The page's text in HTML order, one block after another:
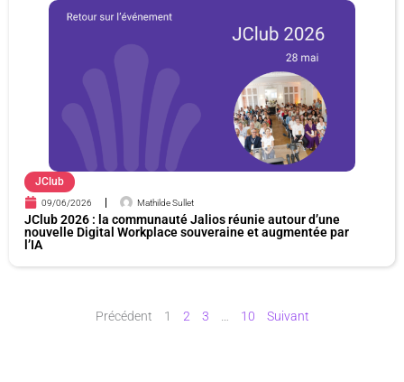
JClub
09/06/2026 Mathilde Sullet
JClub 2026 : la communauté Jalios réunie autour d’une
nouvelle Digital Workplace souveraine et augmentée par
l’IA
Précédent 1 2 3 10 Suivant